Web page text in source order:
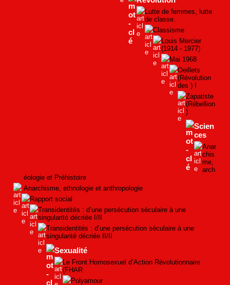
Lutte de femmes, lutte
de classe.
Classisme
Louis Mercier
(1914 - 1977)
Mai 1968
Oeillets
(Révolution
des ) I
Zapatiste
(Rébellion
)
Scien
ces
Anar
chis
me,
arch
éologie et Préhistoire
Anarchisme, ethnologie et anthropologie
Rapport social
Transidentités : d’une persécution séculaire à une
singularité décriée I/II
Transidentités : d’une persécution séculaire à une
singularité décriée II/II
Sexualité
Le Front Homosexuel d’Action Révolutionnaire
(FHAR
Polyamour